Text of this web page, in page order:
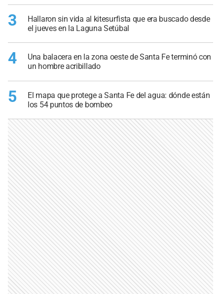
3
Hallaron sin vida al kitesurfista que era buscado desde
el jueves en la Laguna Setúbal
4
Una balacera en la zona oeste de Santa Fe terminó con
un hombre acribillado
5
El mapa que protege a Santa Fe del agua: dónde están
los 54 puntos de bombeo